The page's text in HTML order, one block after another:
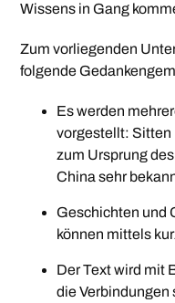
Wissens in Gang
Zum vorliegenden
folgende
Es werden
vorgestellt: Sitten
zum Ursprung
China sehr
Geschichten und
können mittels
Der Text wird mit
die Verbindungen